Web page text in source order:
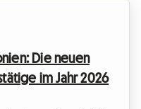
Die neuen
im Jahr 2026